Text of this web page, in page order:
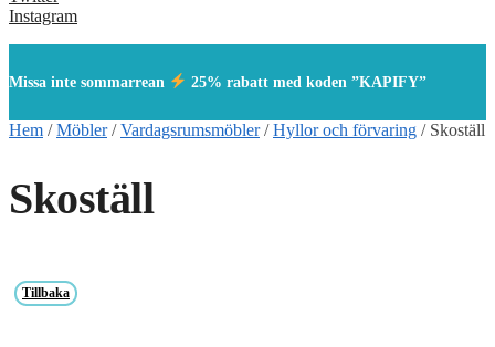
Instagram
Missa inte sommarrean 25% rabatt med koden ”KAPIFY”
Hem /Möbler/Vardagsrumsmöbler/Hyllor och förvaring / Skoställ
Skoställ
Tillbaka